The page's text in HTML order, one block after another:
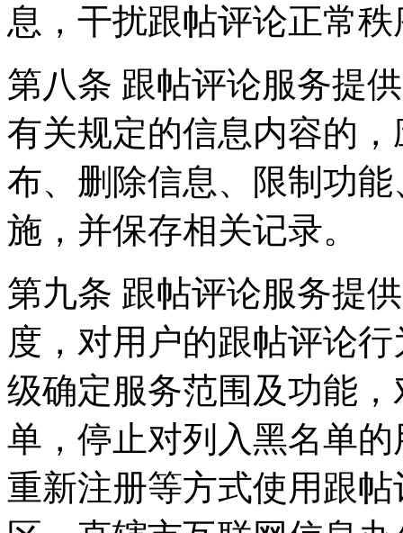
息，干扰跟帖评论正常
第八条 跟帖评论服务提
有关规定的信息内容的
布、删除信息、限制功
施，并保存相关记录。
第九条 跟帖评论服务提
度，对用户的跟帖评论
级确定服务范围及功能
单，停止对列入黑名单
重新注册等方式使用跟